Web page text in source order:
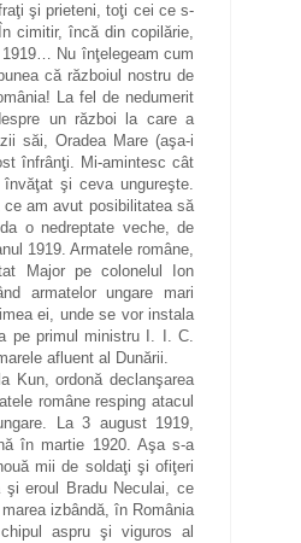
şi prieteni, toţi cei ce s-
cimitir, încă din copilărie,
Nu înţelegeam cum
că războiul nostru de
La fel de nedumerit
un război la care a
săi, Oradea Mare (aşa-i
înfrânţi. Mi-amintesc cât
şi ceva ungureşte.
am avut posibilitatea să
o nedreptate veche, de
1919. Armatele române,
Major pe colonelul Ion
armatelor ungare mari
ei, unde se vor instala
pe primul ministru I. I. C.
afluent al Dunării.
Kun, ordonă declanşarea
române resping atacul
La 3 august 1919,
în martie 1920. Aşa s-a
mii de soldaţi şi ofiţeri
eroul Bradu Neculai, ce
izbândă, în România
aspru şi viguros al